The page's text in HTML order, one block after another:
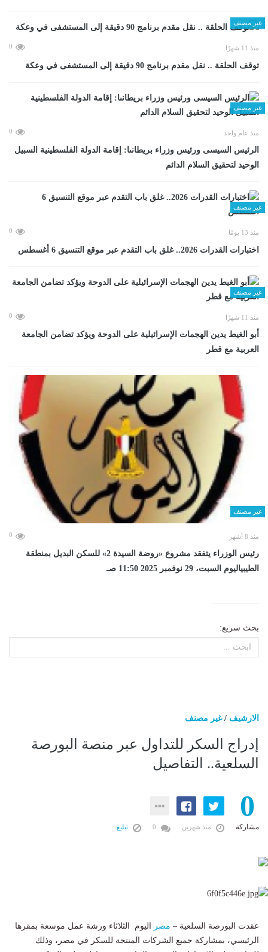
غير مصنف
منذ 11 شهرًا 0
توقف الحلقة .. نقل مقدم برنامج 90 دقيقة إلى المستشفى في وعكة
غير مصنف
منذ عام واحد 0
الرئيس السيسى ورئيس وزراء بريطانىا: إقامة الدولة الفلسطينية السبيل
الوحيد لتحقيق السلام الدائم
غير مصنف
منذ 13 يومًا 0
اختبارات القدرات 2026.. غلق باب التقدم عبر موقع التنسيق 6 أغسطس
غير مصنف
منذ 11 شهرًا 0
أبو الغيط يدين الهجمات الإسرائيلية على الدوحة ويؤكد تضامن الجامعة
العربية مع قطر
غير مصنف
منذ 8 أشهر 0
رئيس الوزراء يتفقد مشروع «روضة السيدة 2» للسكن البديل بمنطقة
الطيبياليوم السبت، 29 نوفمبر 2025 11:50 صـ
بحث سريع:
الارشيف /غير مصنف
إدراج السكر للتداول عبر منصة البورصة
السلعية.. التفاصيل
0
مشاركة منذ شهرين تبليغ
عقدت البورصة السلعية – مصر
اليوم الثلاثاء ورشة عمل موسعة بمقرها
الرئيسي، بمشاركة جميع الشركات المنتجة للسكر في مصر، وذلك